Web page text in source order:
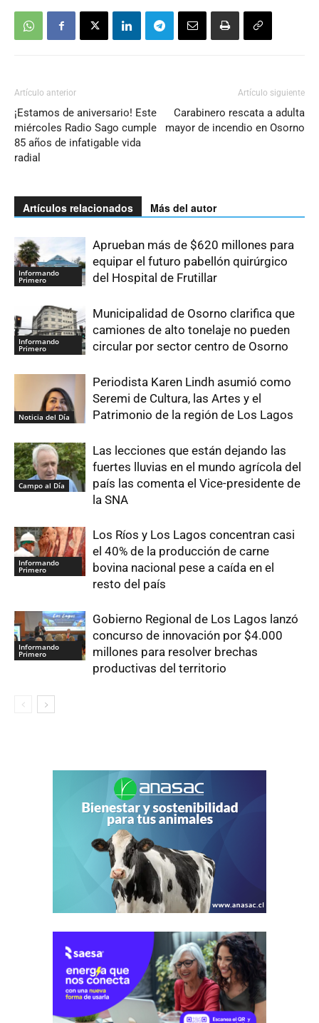
Artículo anterior
¡Estamos de aniversario! Este
miércoles Radio Sago cumple
85 años de infatigable vida
radial
Artículo siguiente
Carabinero rescata a adulta
mayor de incendio en Osorno
Artículos relacionados Más del autor
Informando
Primero
Aprueban más de $620 millones para
equipar el futuro pabellón quirúrgico
del Hospital de Frutillar
Informando
Primero
Municipalidad de Osorno clarifica que
camiones de alto tonelaje no pueden
circular por sector centro de Osorno
Noticia del Día
Periodista Karen Lindh asumió como
Seremi de Cultura, las Artes y el
Patrimonio de la región de Los Lagos
Campo al Día
Las lecciones que están dejando las
fuertes lluvias en el mundo agrícola del
país las comenta el Vice-presidente de
la SNA
Informando
Primero
Los Ríos y Los Lagos concentran casi
el 40% de la producción de carne
bovina nacional pese a caída en el
resto del país
Informando
Primero
Gobierno Regional de Los Lagos lanzó
concurso de innovación por $4.000
millones para resolver brechas
productivas del territorio